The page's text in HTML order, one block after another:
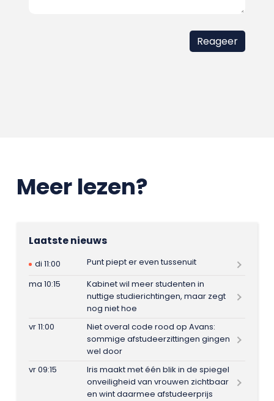
Meer lezen?
Laatste nieuws
di 11:00
Punt piept er even tussenuit
ma 10:15
Kabinet wil meer studenten in
nuttige studierichtingen, maar zegt
nog niet hoe
vr 11:00
Niet overal code rood op Avans:
sommige afstudeerzittingen gingen
wel door
vr 09:15
Iris maakt met één blik in de spiegel
onveiligheid van vrouwen zichtbaar
en wint daarmee afstudeerprijs